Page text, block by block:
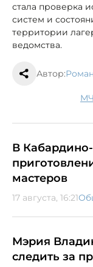
стала проверка
систем и
территории
ведомства.
Автор:
В
мастеров
17 августа, 16:21
Мэрия
следить за